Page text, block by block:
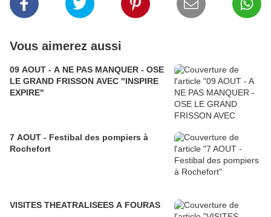
Vous aimerez aussi
09 AOUT - A NE PAS MANQUER - OSE
LE GRAND FRISSON AVEC "INSPIRE
EXPIRE"
7 AOUT - Festibal des pompiers à
Rochefort
VISITES THEATRALISEES A FOURAS